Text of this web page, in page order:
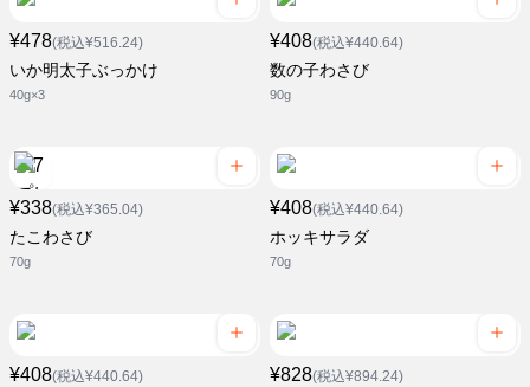
¥478(税込¥516.24)
いか明太子ぶっかけ
40g×3
¥408(税込¥440.64)
数の子わさび
90g
¥338(税込¥365.04)
たこわさび
70g
¥408(税込¥440.64)
ホッキサラダ
70g
¥408(税込¥440.64) ¥828(税込¥894.24)